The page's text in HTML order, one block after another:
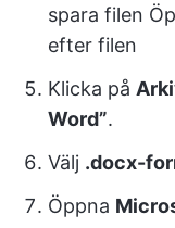
spara filen
efter filen
Klicka på
Word”.
Välj .docx-
Öppna